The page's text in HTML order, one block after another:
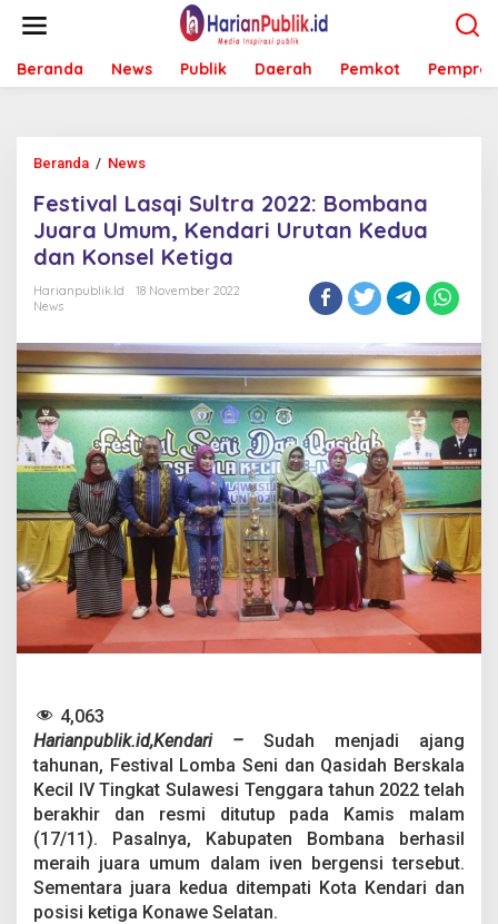
t
Beranda News Publik Daerah Pemkot Pemprov
Beranda / News
s
t
i
v
a
a
s
i
S
u
l
t
r
a
0
2
2
B
n
a
J
r
a
U
m
Festival Lasqi Sultra 2022: Bombana
Juara Umum, Kendari Urutan Kedua
dan Konsel Ketiga
Harianpublik.id
18 November 2022
News
4,063
Harianpublik.id,Kendari –
Sudah menjadi ajang
tahunan, Festival Lomba Seni dan Qasidah Berskala
Kecil IV Tingkat Sulawesi Tenggara tahun 2022 telah
berakhir dan resmi ditutup pada Kamis malam
(17/11). Pasalnya, Kabupaten Bombana berhasil
meraih juara umum dalam iven bergensi tersebut.
Sementara juara kedua ditempati Kota Kendari dan
posisi ketiga Konawe Selatan.